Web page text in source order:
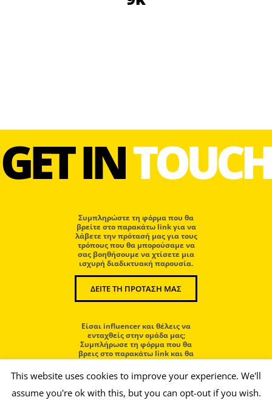
GET INTOUCH
Συμπληρώστε τη φόρμα που θα
βρείτε στο παρακάτω link για να
λάβετε την πρότασή μας για τους
τρόπους που θα μπορούσαμε να
σας βοηθήσουμε να χτίσετε μια
ισχυρή διαδικτυακή παρουσία.
ΔΕΙΤΕ ΤΗ ΠΡΟΤΑΣΗ ΜΑΣ
Eίσαι influencer και θέλεις να
ενταχθείς στην ομάδα μας;
Συμπλήρωσε τη φόρμα που θα
βρεις στο παρακάτω link και θα
επικοινωνήσουμε μαζί σου.
ΜΠΕΣ ΣΤΗΝ ΟΜΑΔΑ ΜΑΣ
This website uses cookies to improve your experience. We'll
assume you're ok with this, but you can opt-out if you wish.